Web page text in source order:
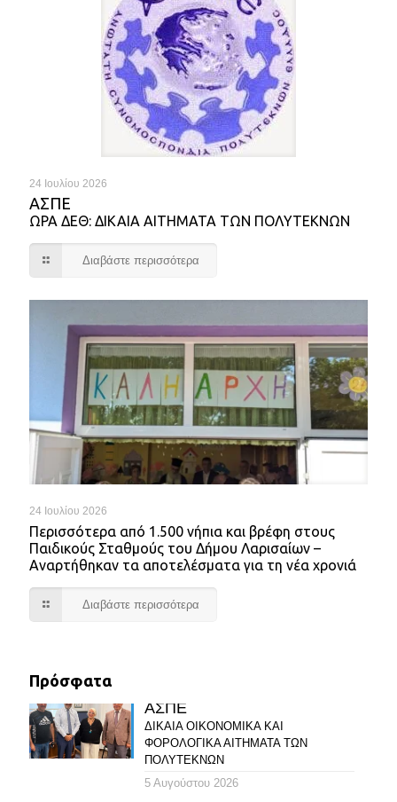
24 Ιουλίου 2026
ΑΣΠΕ
ΩΡΑ ΔΕΘ: ΔΙΚΑΙΑ ΑΙΤΗΜΑΤΑ ΤΩΝ ΠΟΛΥΤΕΚΝΩΝ
Διαβάστε περισσότερα
24 Ιουλίου 2026
Περισσότερα από 1.500 νήπια και βρέφη στους
Παιδικούς Σταθμούς του Δήμου Λαρισαίων –
Αναρτήθηκαν τα αποτελέσματα για τη νέα χρονιά
Διαβάστε περισσότερα
Πρόσφατα
ΑΣΠΕ
ΔΙΚΑΙΑ ΟΙΚΟΝΟΜΙΚΑ ΚΑΙ
ΦΟΡΟΛΟΓΙΚΑ ΑΙΤΗΜΑΤΑ ΤΩΝ
ΠΟΛΥΤΕΚΝΩΝ
5 Αυγούστου 2026